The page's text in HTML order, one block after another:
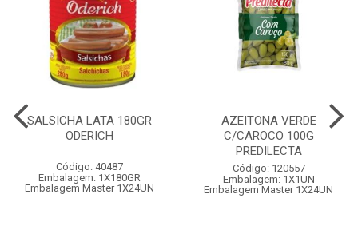
SALSICHA LATA 180GR
ODERICH
Código: 40487
Embalagem: 1X180GR
Embalagem Master 1X24UN
AZEITONA VERDE
C/CAROCO 100G
PREDILECTA
Código: 120557
Embalagem: 1X1UN
Embalagem Master 1X24UN